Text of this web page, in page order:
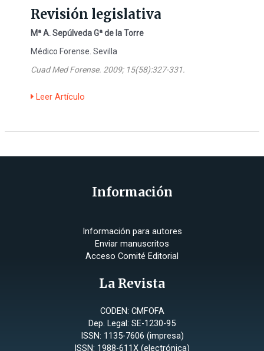
Revisión legislativa
Mª A. Sepúlveda Gª de la Torre
Médico Forense. Sevilla
Cuad Med Forense. 2009; 15(58):327-331.
Leer Artículo
Información
Información para autores
Enviar manuscritos
Acceso Comité Editorial
La Revista
CODEN: CMFOFA
Dep. Legal: SE-1230-95
ISSN: 1135-7606 (impresa)
ISSN: 1988-611X (electrónica)